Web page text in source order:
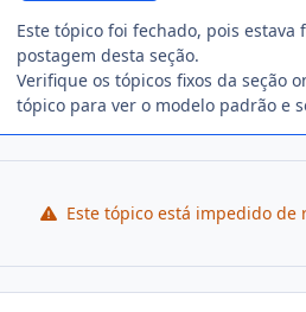
Este tópico foi fechado, pois
postagem desta seção.
Verifique os tópicos fixos da seção
tópico para ver o modelo padrão e
Este tópico está impedido de